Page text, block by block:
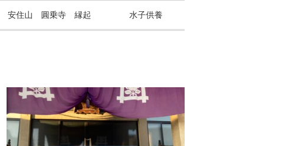
安住山 圓乗寺 縁起 水子供養